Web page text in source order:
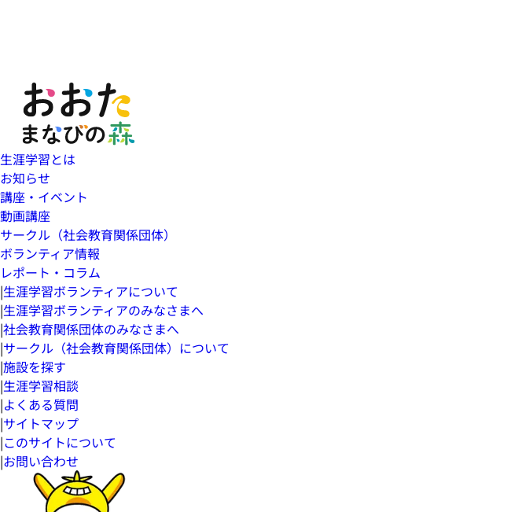
生涯学習とは
お知らせ
講座・イベント
動画講座
サークル（社会教育関係団体）
ボランティア情報
レポート・コラム
|生涯学習ボランティアについて
|生涯学習ボランティアのみなさまへ
|社会教育関係団体のみなさまへ
|サークル（社会教育関係団体）について
|施設を探す
|生涯学習相談
|よくある質問
|サイトマップ
|このサイトについて
|お問い合わせ